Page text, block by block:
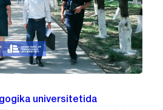
universitetida